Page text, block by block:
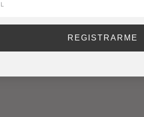
REGISTRARME